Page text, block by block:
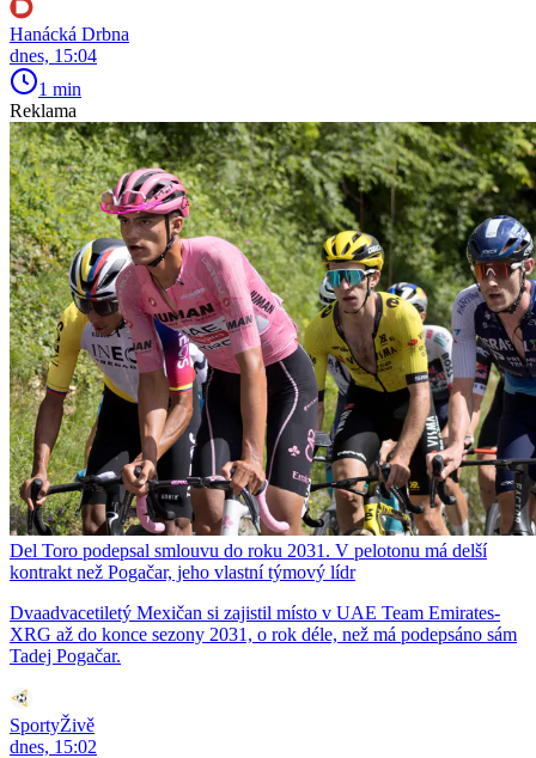
Hanácká Drbna
dnes, 15:04
1 min
Reklama
Del Toro podepsal smlouvu do roku 2031. V pelotonu má delší
kontrakt než Pogačar, jeho vlastní týmový lídr
Dvaadvacetiletý Mexičan si zajistil místo v UAE Team Emirates-
XRG až do konce sezony 2031, o rok déle, než má podepsáno sám
Tadej Pogačar.
SportyŽivě
dnes, 15:02